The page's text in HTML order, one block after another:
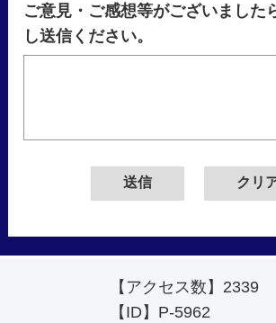
ご意見・ご感想等がございました
し送信ください。
【アクセス数】 2339
【ID】 P-5962